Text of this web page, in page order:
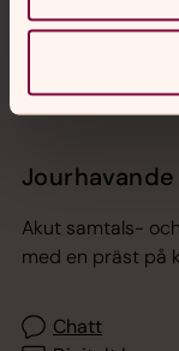
Akut samtals-
med en präst på
Chatt